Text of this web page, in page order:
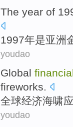
The year of
1997年是亚洲
youdao
Global
fireworks.
全球经济海啸
youdao